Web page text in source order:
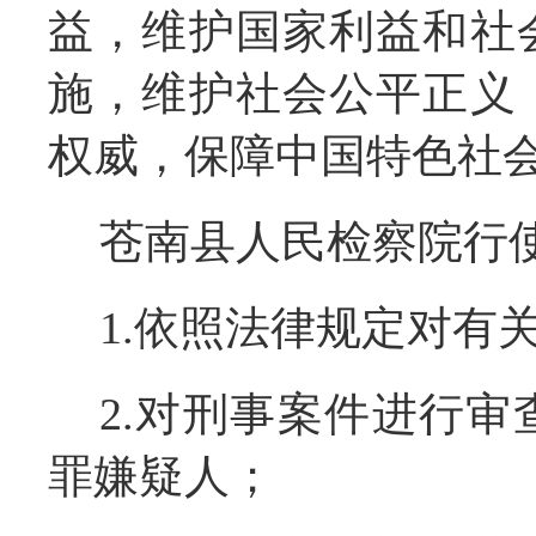
益，维护国家利益和
施，维护社会公平正
权威，保障中国特色社
苍南县人民检察院行
1.依照法律规定对有
2.对刑事案件进行审
罪嫌疑人；